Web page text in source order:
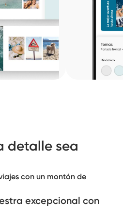
detalle sea
con un montón de
excepcional con